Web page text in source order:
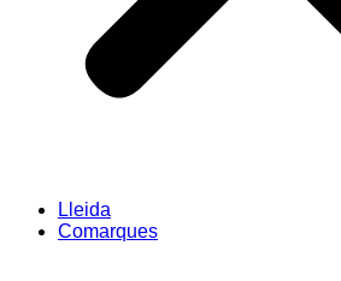
Lleida
Comarques